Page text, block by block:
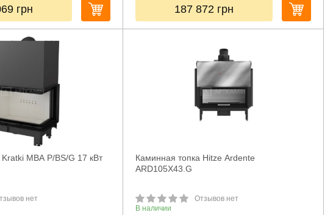
грн 187 872 грн
MBA P/BS/G 17 кВт
нет
Каминная топка Hitze Ardente
ARD105X43.G
Отзывов нет
В наличии